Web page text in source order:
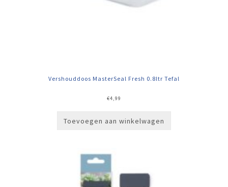
Vershouddoos MasterSeal Fresh 0.8ltr Tefal
€4,99
Toevoegen aan winkelwagen